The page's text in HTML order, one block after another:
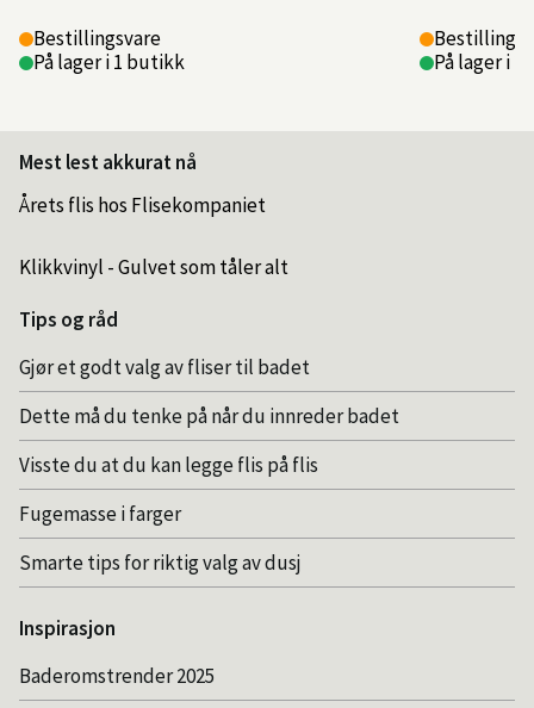
Bestillingsvare
På lager i 1 butikk
På lager i
Mest lest akkurat nå
Årets flis hos Flisekompaniet
Klikkvinyl - Gulvet som tåler alt
Tips og råd
Gjør et godt valg av fliser til badet
Dette må du tenke på når du innreder badet
Visste du at du kan legge flis på flis
Fugemasse i farger
Smarte tips for riktig valg av dusj
Inspirasjon
Baderomstrender 2025